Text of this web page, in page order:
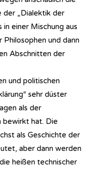
der „Dialektik der
einer Mischung aus
und dann
Abschnitten der
und politischen
sehr düster
als der
bewirkt hat. Die
als Geschichte der
aber dann werden
heißen technischer